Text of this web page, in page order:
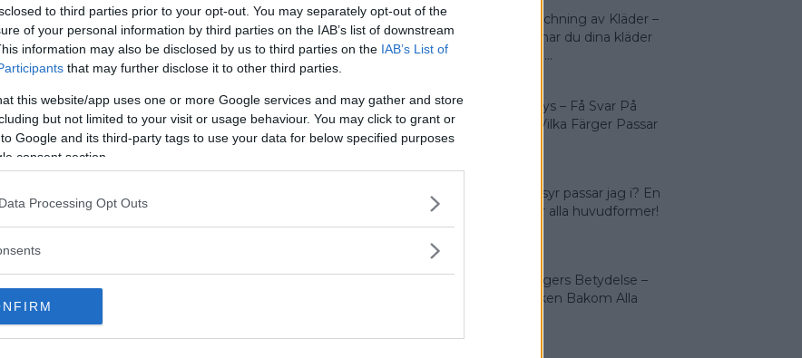
to third parties prior to your opt-out. You may separately opt-out of the
of your personal information by third parties on the IAB’s list of downstream
information may also be disclosed by us to third parties on the IAB’s List of
that may further disclose it to other third parties.
this website/app uses one or more Google services and may gather and store
but not limited to your visit or usage behaviour. You may click to grant or
Google and its third-party tags to use your data for below specified purposes
consent section.
Processing Opt Outs
enkelt att starta videosamtal
Telenor. Deras ambition är att skapa ett
videosamtal. Det verkar onekligen
att se hur många dagar det hinner
Färgmatchning av Kläder –
Så matchar du dina kläder
rätt! Man...
Färganalys – Få Svar På
Frågan: Vilka Färger Passar
Vilken frisyr passar jag i? En
guide för alla huvudformer!
Olika Färgers Betydelse –
Symboliken Bakom Alla